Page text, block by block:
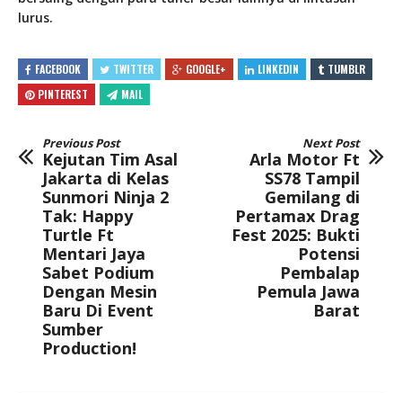
lurus.
FACEBOOK TWITTER GOOGLE+ LINKEDIN
TUMBLR
PINTEREST
MAIL
Previous Post
Kejutan Tim Asal
Jakarta di Kelas
Sunmori Ninja 2
Tak: Happy
Turtle Ft
Mentari Jaya
Sabet Podium
Dengan Mesin
Baru Di Event
Sumber
Production!
Next Post
Arla Motor Ft
SS78 Tampil
Gemilang di
Pertamax Drag
Fest 2025: Bukti
Potensi
Pembalap
Pemula Jawa
Barat